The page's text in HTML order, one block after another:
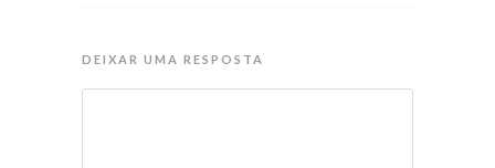
DEIXAR UMA RESPOSTA